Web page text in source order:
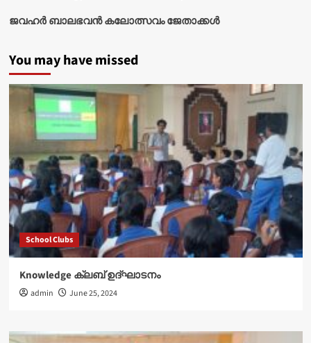
ജവഹർ ബാലഭവൻ കലോത്സവം ജേതാക്കൾ
You may have missed
School Clubs
Knowledge ക്ലബ് ഉദ്‌ഘാടനം
admin June 25, 2024